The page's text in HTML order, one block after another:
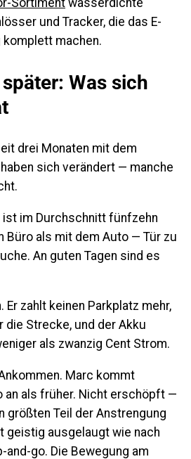
Sortiment wasserdichte
und Tracker, die das E-
machen.
Was sich
drei Monaten mit dem
haben sich verändert — manche
ist im Durchschnitt fünfzehn
Büro als mit dem Auto — Tür zu
An guten Tagen sind es
Er zahlt keinen Parkplatz mehr,
Strecke, und der Akku
als zwanzig Cent Strom.
Marc kommt
an als früher. Nicht erschöpft —
größten Teil der Anstrengung
geistig ausgelaugt wie nach
go. Die Bewegung am